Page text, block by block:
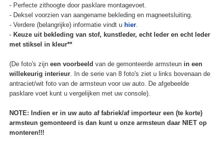
- Perfecte zithoogte door pasklare montagevoet.
- Deksel voorzien van aangename bekleding en magneetsluiting.
- Verdere (belangrijke) informatie vindt u hier.
- Keuze uit bekleding van stof, kunstleder, echt leder en echt leder
met stiksel in kleur**
(De foto's zijn een voorbeeld van de gemonteerde armsteun in een
willekeurig interieur. In de serie van 8 foto's ziet u links bovenaan de
antraciet/wit foto van de armsteun voor uw auto. De afgebeelde
pasklare voet kunt u vergelijken met uw console).
NOTE: Indien er in uw auto af fabriek/af importeur een (te korte)
armsteun gemonteerd is dan kunt u onze armsteun daar NIET op
monteren!!!